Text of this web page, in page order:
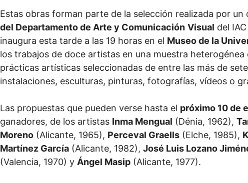
Estas obras forman parte de la selección realizada por
del Departamento de Arte y Comunicación Visual del
inaugura esta tarde a las 19 horas en el Museo de la
los trabajos de doce artistas en una muestra heterogénea
prácticas artísticas seleccionadas de entre las más de
instalaciones, esculturas, pinturas, fotografías, vídeos o
Las propuestas que pueden verse hasta el próximo 10 de
ganadores, de los artistas Inma Mengual (Dénia, 1962),
Moreno (Alicante, 1965), Perceval Graells (Elche, 1985),
Martínez García (Alicante, 1982), José Luis Lozano
(Valencia, 1970) y Ángel Masip (Alicante, 1977).